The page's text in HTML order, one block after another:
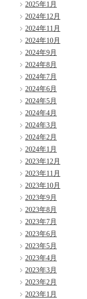
2025年1月
2024年12月
2024年11月
2024年10月
2024年9月
2024年8月
2024年7月
2024年6月
2024年5月
2024年4月
2024年3月
2024年2月
2024年1月
2023年12月
2023年11月
2023年10月
2023年9月
2023年8月
2023年7月
2023年6月
2023年5月
2023年4月
2023年3月
2023年2月
2023年1月